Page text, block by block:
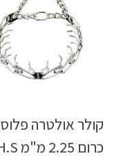
קולר אולטרה פלוס
כרום 2.25 מ"מ H.S